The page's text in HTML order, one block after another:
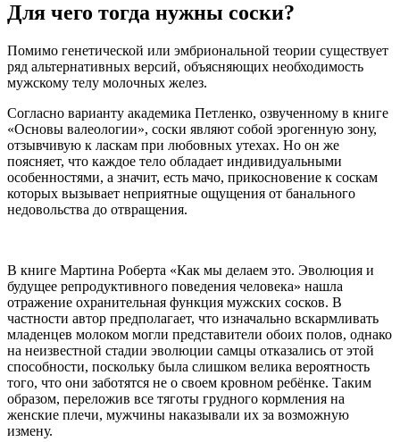
Для чего тогда нужны соски?
Помимо генетической или эмбриональной теории существует
ряд альтернативных версий, объясняющих необходимость
мужскому телу молочных желез.
Согласно варианту академика Петленко, озвученному в книге
«Основы валеологии», соски являют собой эрогенную зону,
отзывчивую к ласкам при любовных утехах. Но он же
поясняет, что каждое тело обладает индивидуальными
особенностями, а значит, есть мачо, прикосновение к соскам
которых вызывает неприятные ощущения от банального
недовольства до отвращения.
В книге Мартина Роберта «Как мы делаем это. Эволюция и
будущее репродуктивного поведения человека» нашла
отражение охранительная функция мужских сосков. В
частности автор предполагает, что изначально вскармливать
младенцев молоком могли представители обоих полов, однако
на неизвестной стадии эволюции самцы отказались от этой
способности, поскольку была слишком велика вероятность
того, что они заботятся не о своем кровном ребёнке. Таким
образом, переложив все тяготы грудного кормления на
женские плечи, мужчины наказывали их за возможную
измену.